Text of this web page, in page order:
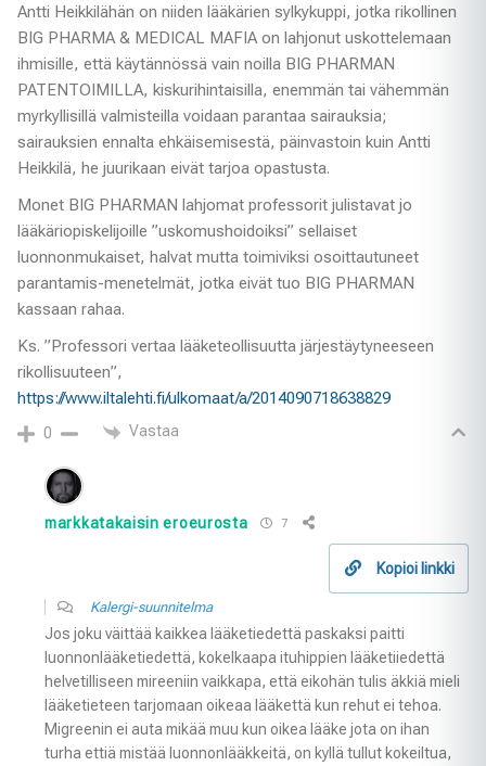
Antti Heikkilähän on niiden lääkärien sylkykuppi, jotka rikollinen
BIG PHARMA & MEDICAL MAFIA on lahjonut uskottelemaan
ihmisille, että käytännössä vain noilla BIG PHARMAN
PATENTOIMILLA, kiskurihintaisilla, enemmän tai vähemmän
myrkyllisillä valmisteilla voidaan parantaa sairauksia;
sairauksien ennalta ehkäisemisestä, päinvastoin kuin Antti
Heikkilä, he juurikaan eivät tarjoa opastusta.
Monet BIG PHARMAN lahjomat professorit julistavat jo
lääkäriopiskelijoille ”uskomushoidoiksi” sellaiset
luonnonmukaiset, halvat mutta toimiviksi osoittautuneet
parantamis-menetelmät, jotka eivät tuo BIG PHARMAN
kassaan rahaa.
Ks. ”Professori vertaa lääketeollisuutta järjestäytyneeseen
rikollisuuteen”,
https://www.iltalehti.fi/ulkomaat/a/2014090718638829
0 Vastaa
markkatakaisin eroeurosta 7
Kopioi linkki
Kalergi-suunnitelma
Jos joku väittää kaikkea lääketiedettä paskaksi paitti
luonnonlääketiedettä, kokelkaapa ituhippien lääketiiedettä
helvetilliseen mireeniin vaikkapa, että eikohän tulis äkkiä mieli
lääketieteen tarjomaan oikeaa lääkettä kun rehut ei tehoa.
Migreenin ei auta mikää muu kun oikea lääke jota on ihan
turha ettiä mistää luonnonlääkkeitä, on kyllä tullut kokeiltua,